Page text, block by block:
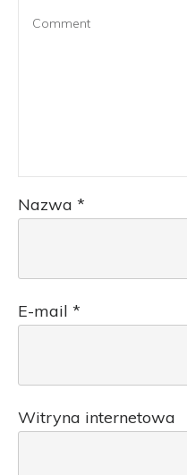
Nazwa *
E-mail *
Witryna internetowa